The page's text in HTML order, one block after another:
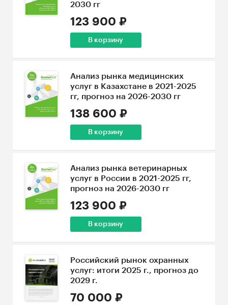
2030 гг
123 900 ₽
В корзину
Анализ рынка медицинских
услуг в Казахстане в 2021-2025
гг, прогноз на 2026-2030 гг
138 600 ₽
В корзину
Анализ рынка ветеринарных
услуг в России в 2021-2025 гг,
прогноз на 2026-2030 гг
123 900 ₽
В корзину
Российский рынок охранных
услуг: итоги 2025 г., прогноз до
2029 г.
70 000 ₽